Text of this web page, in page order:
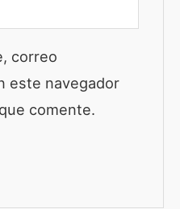
correo
este navegador
comente.